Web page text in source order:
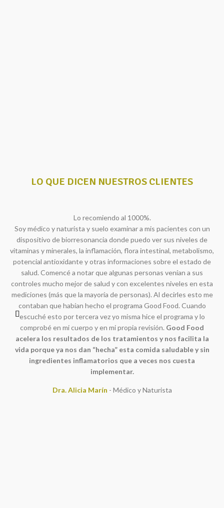
LO QUE DICEN NUESTROS CLIENTES
Lo recomiendo al 1000%.
Soy médico y naturista y suelo examinar a mis pacientes con un
dispositivo de biorresonancia donde puedo ver sus niveles de
vitaminas y minerales, la inflamación, flora intestinal, metabolismo,
potencial antioxidante y otras informaciones sobre el estado de
salud. Comencé a notar que algunas personas venían a sus
controles mucho mejor de salud y con excelentes niveles en esta
mediciones (más que la mayoría de personas). Al decirles esto me
contaban que habían hecho el programa Good Food. Cuando
escuché esto por tercera vez yo misma hice el programa y lo
comprobé en mi cuerpo y en mi propia revisión. Good Food
acelera los resultados de los tratamientos y nos facilita la
vida porque ya nos dan “hecha” esta comida saludable y sin
ingredientes inflamatorios que a veces nos cuesta
implementar.
Dra. Alicia Marín Médico y Naturista